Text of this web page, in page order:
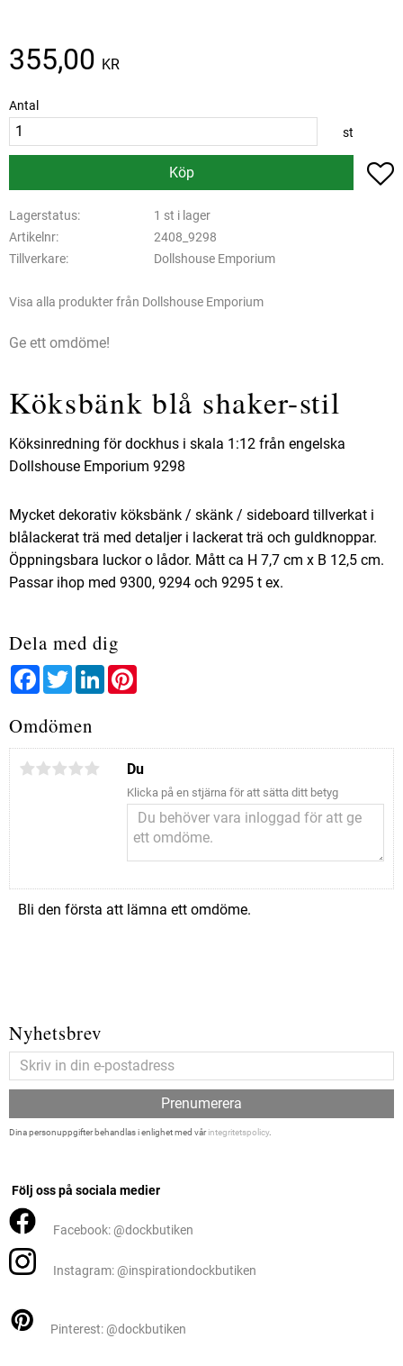
355,00 KR
Antal
st
Köp
Lagerstatus
1 st i lager
Artikelnr
2408_9298
Tillverkare
Dollshouse Emporium
Visa alla produkter från Dollshouse Emporium
Ge ett omdöme!
Köksbänk blå shaker-stil
Köksinredning för dockhus i skala 1:12 från engelska
Dollshouse Emporium 9298
Mycket dekorativ köksbänk / skänk / sideboard tillverkat i
blålackerat trä med detaljer i lackerat trä och guldknoppar.
Öppningsbara luckor o lådor. Mått ca H 7,7 cm x B 12,5 cm.
Passar ihop med 9300, 9294 och 9295 t ex.
Dela med dig
FacebookTwitterLinkedIn
Omdömen
Du
Klicka på en stjärna för att sätta ditt betyg
Bli den första att lämna ett omdöme.
Nyhetsbrev
Prenumerera
Dina personuppgifter behandlas i enlighet med vårintegritetspolicy.
Följ oss på sociala medier
Facebook: @dockbutiken
Instagram: @inspirationdockbutiken
Pinterest: @dockbutiken